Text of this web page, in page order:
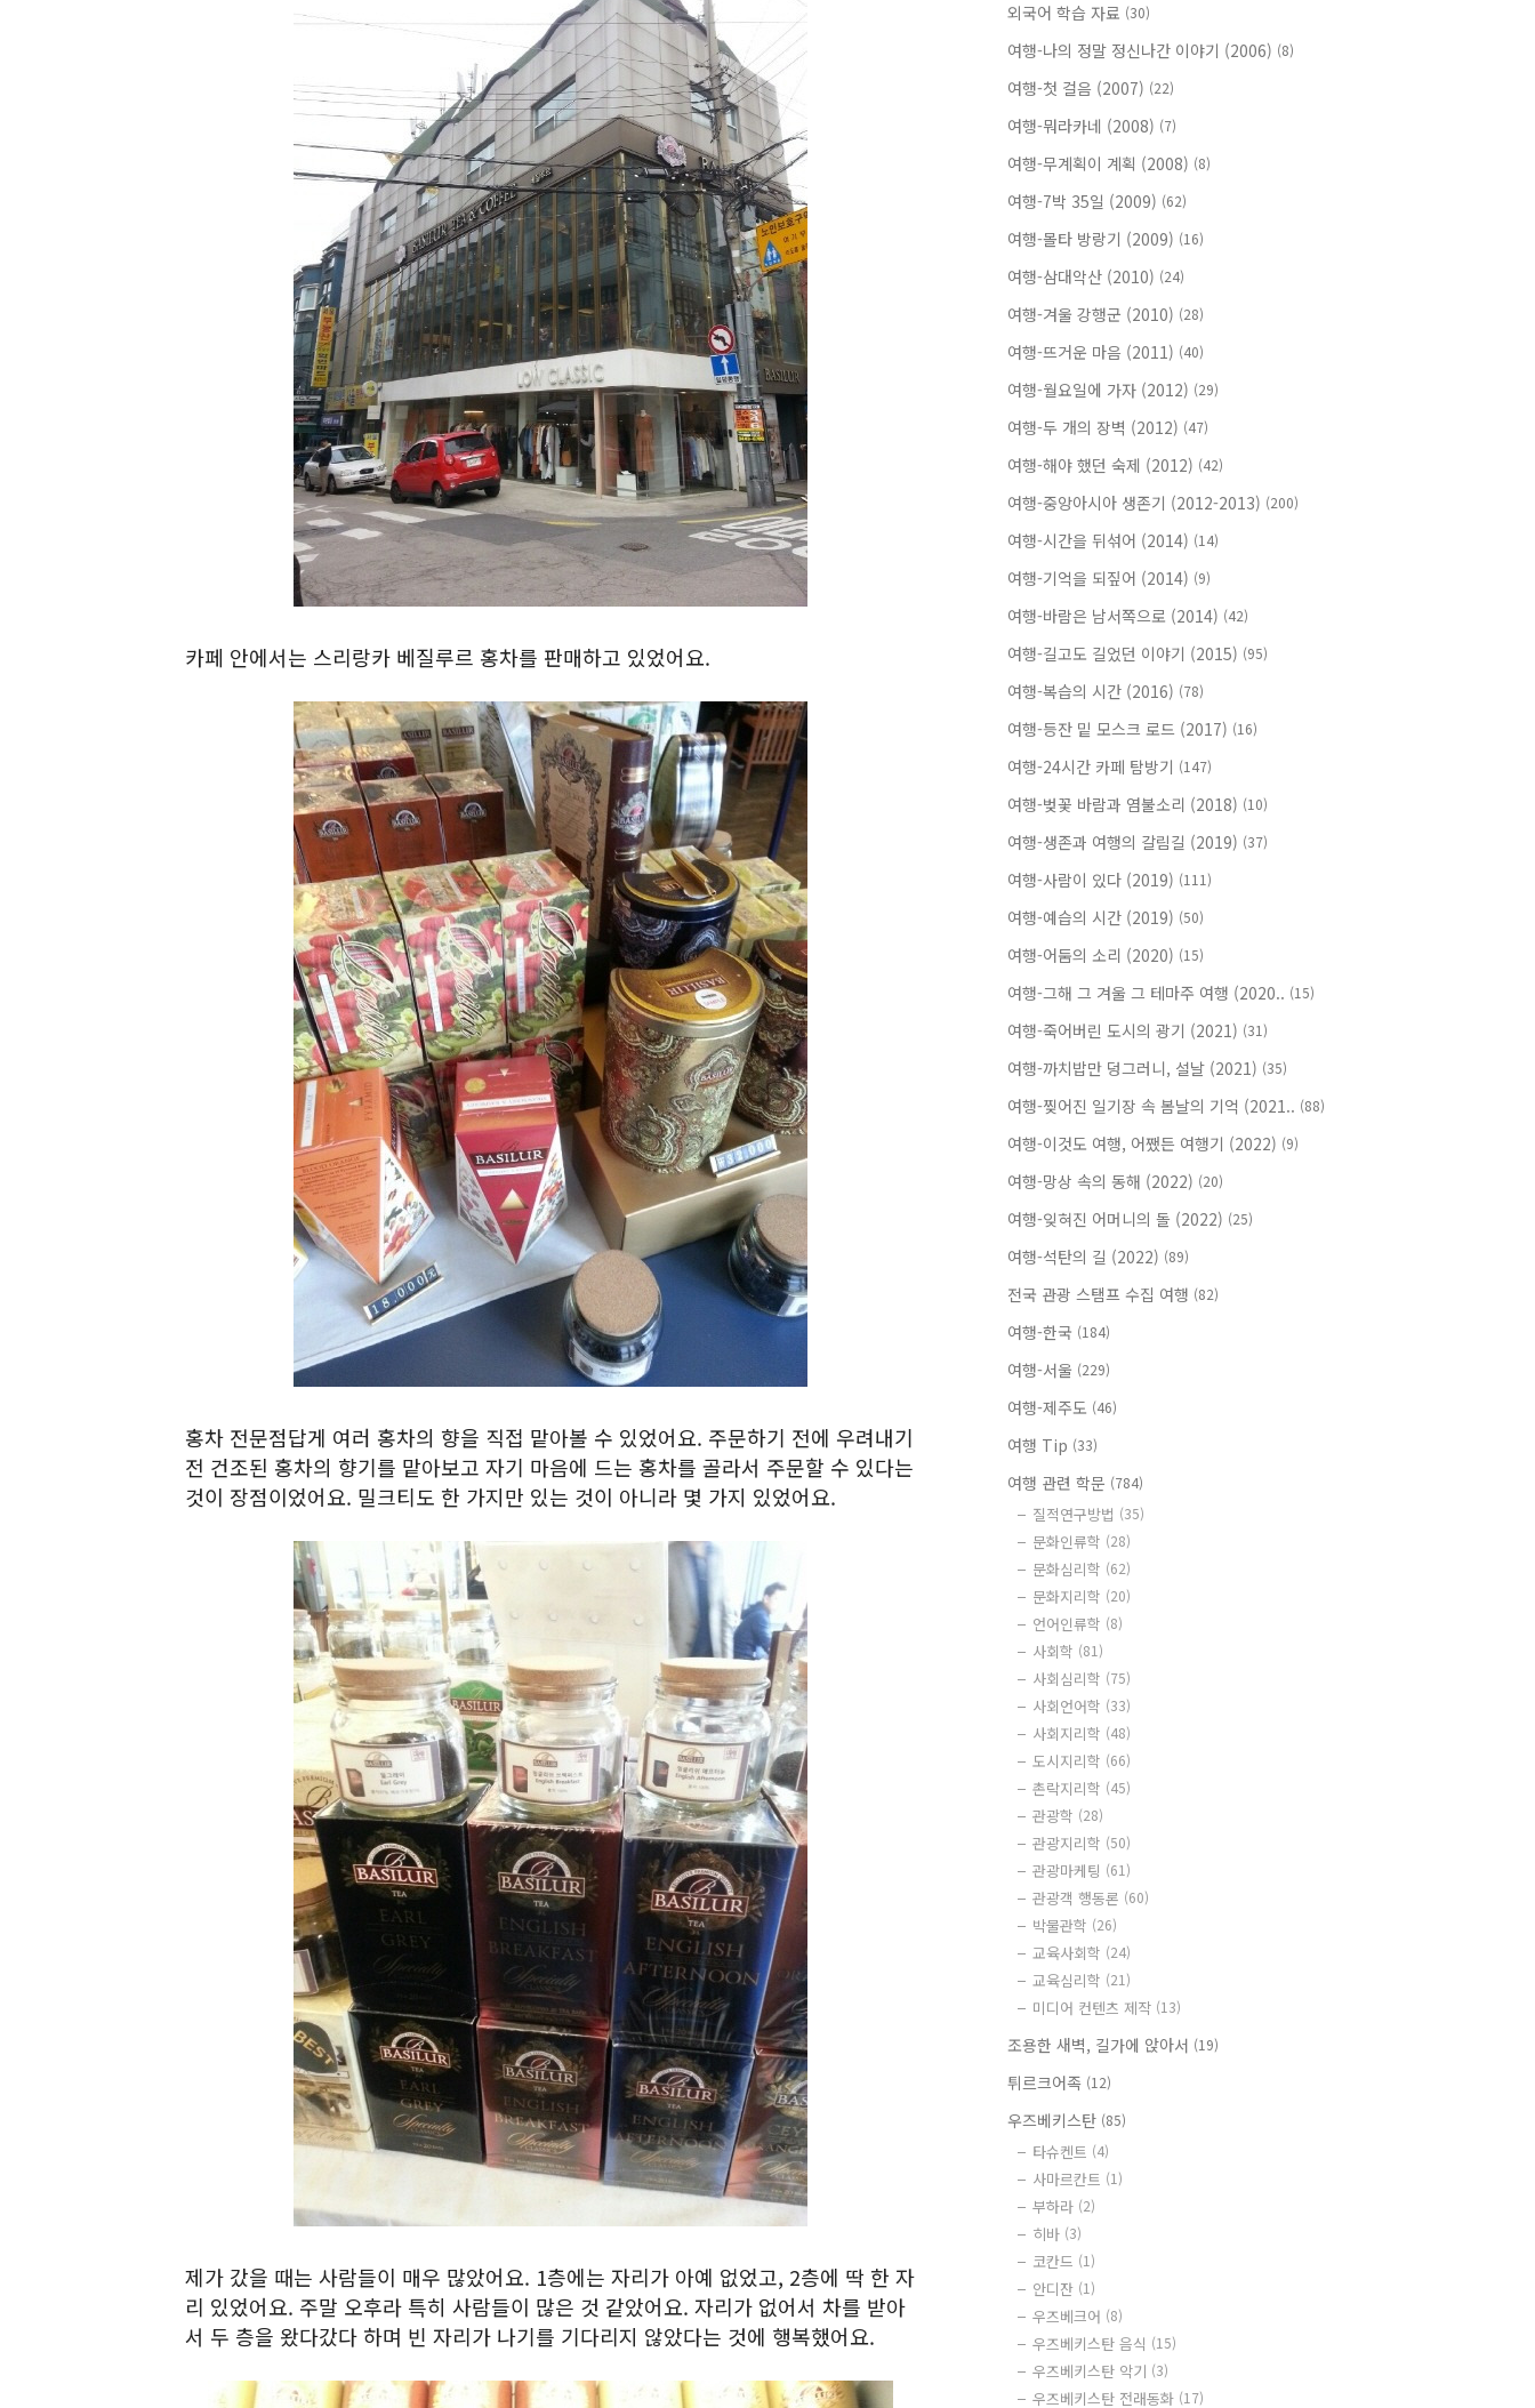
카페 안에서는 스리랑카 베질루르 홍차를 판매하고 있었어요.
홍차 전문점답게 여러 홍차의 향을 직접 맡아볼 수 있었어요. 주문하기 전에 우려내기
전 건조된 홍차의 향기를 맡아보고 자기 마음에 드는 홍차를 골라서 주문할 수 있다는
것이 장점이었어요. 밀크티도 한 가지만 있는 것이 아니라 몇 가지 있었어요.
제가 갔을 때는 사람들이 매우 많았어요. 1층에는 자리가 아예 없었고, 2층에 딱 한 자
리 있었어요. 주말 오후라 특히 사람들이 많은 것 같았어요. 자리가 없어서 차를 받아
서 두 층을 왔다갔다 하며 빈 자리가 나기를 기다리지 않았다는 것에 행복했어요.
외국어 학습 자료 (30)
여행-나의 정말 정신나간 이야기 (2006) (8)
여행-첫 걸음 (2007) (22)
여행-뭐라카네 (2008) (7)
여행-무계획이 계획 (2008) (8)
여행-7박 35일 (2009) (62)
여행-몰타 방랑기 (2009) (16)
여행-삼대악산 (2010) (24)
여행-겨울 강행군 (2010) (28)
여행-뜨거운 마음 (2011) (40)
여행-월요일에 가자 (2012) (29)
여행-두 개의 장벽 (2012) (47)
여행-해야 했던 숙제 (2012) (42)
여행-중앙아시아 생존기 (2012-2013) (200)
여행-시간을 뒤섞어 (2014) (14)
여행-기억을 되짚어 (2014) (9)
여행-바람은 남서쪽으로 (2014) (42)
여행-길고도 길었던 이야기 (2015) (95)
여행-복습의 시간 (2016) (78)
여행-등잔 밑 모스크 로드 (2017) (16)
여행-24시간 카페 탐방기 (147)
여행-벚꽃 바람과 염불소리 (2018) (10)
여행-생존과 여행의 갈림길 (2019) (37)
여행-사람이 있다 (2019) (111)
여행-예습의 시간 (2019) (50)
여행-어둠의 소리 (2020) (15)
여행-그해 그 겨울 그 테마주 여행 (2020.. (15)
여행-죽어버린 도시의 광기 (2021) (31)
여행-까치밥만 덩그러니, 설날 (2021) (35)
여행-찢어진 일기장 속 봄날의 기억 (2021.. (88)
여행-이것도 여행, 어쨌든 여행기 (2022) (9)
여행-망상 속의 동해 (2022) (20)
여행-잊혀진 어머니의 돌 (2022) (25)
여행-석탄의 길 (2022) (89)
전국 관광 스탬프 수집 여행 (82)
여행-한국 (184)
여행-서울 (229)
여행-제주도 (46)
여행 Tip (33)
여행 관련 학문 (784)
질적연구방법 (35)
문화인류학 (28)
문화심리학 (62)
문화지리학 (20)
언어인류학 (8)
사회학 (81)
사회심리학 (75)
사회언어학 (33)
사회지리학 (48)
도시지리학 (66)
촌락지리학 (45)
관광학 (28)
관광지리학 (50)
관광마케팅 (61)
관광객 행동론 (60)
박물관학 (26)
교육사회학 (24)
교육심리학 (21)
미디어 컨텐츠 제작 (13)
조용한 새벽, 길가에 앉아서 (19)
튀르크어족 (12)
우즈베키스탄 (85)
타슈켄트 (4)
사마르칸트 (1)
부하라 (2)
히바 (3)
코칸드 (1)
안디잔 (1)
우즈베크어 (8)
우즈베키스탄 음식 (15)
우즈베키스탄 악기 (3)
우즈베키스탄 전래동화 (17)